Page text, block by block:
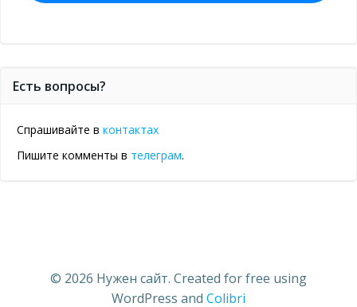
Есть вопросы?
Спрашивайте в контактах
Пишите комменты в телеграм.
© 2026 Нужен сайт. Created for free using
WordPress and Colibri